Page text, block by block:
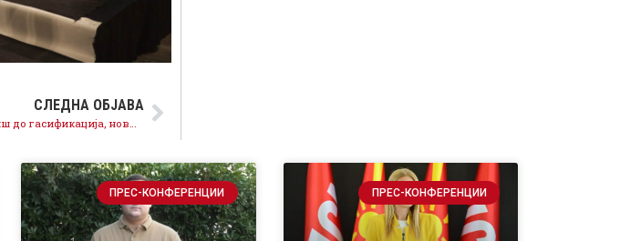
СЛЕДНА ОБЈАВА
ПРЕС-КОНФЕРЕНЦИИ ПРЕС-КОНФЕРЕНЦИИ